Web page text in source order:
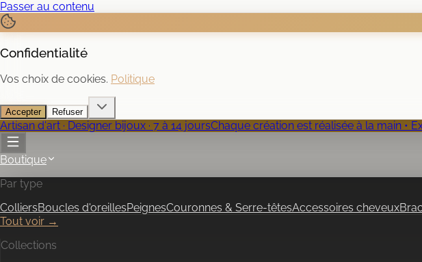
Passer au contenu
Confidentialité
Vos choix de cookies. Politique
Accepter Refuser
Artisan d'art · Designer bijoux · 7 à 14 joursChaque création est réalisée à la main •
Boutique
Par type
ColliersBoucles d'oreillesPeignesCouronnes & Serre-têtesAccessoires cheveux
Tout voir →
Collections